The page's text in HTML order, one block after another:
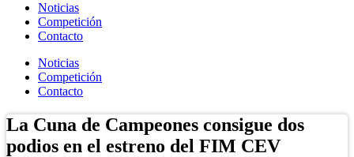
Noticias
Competición
Contacto
Noticias
Competición
Contacto
La Cuna de Campeones consigue dos
podios en el estreno del FIM CEV